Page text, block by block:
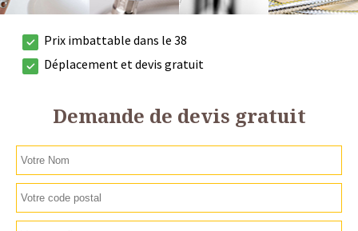
Prix imbattable dans le 38
Déplacement et devis gratuit
Demande de devis gratuit